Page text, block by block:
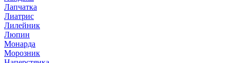
Лапчатка
Лиатрис
Лилейник
Люпин
Монарда
Морозник